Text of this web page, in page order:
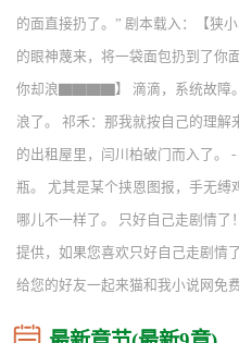
的面直接扔了。” 剧本载入：【狭
的眼神蔑来，将一袋面包扔到了你
你却浪▇▇▇▇】 滴滴，系统故障
浪了。 祁禾：那我就按自己的理解
的出租屋里，闫川柏破门而入了。
瓶。 尤其是某个挟恩图报，手无缚
哪儿不一样了。 只好自己走剧情了
提供，如果您喜欢只好自己走剧情
给您的好友一起来猫和我小说网免费